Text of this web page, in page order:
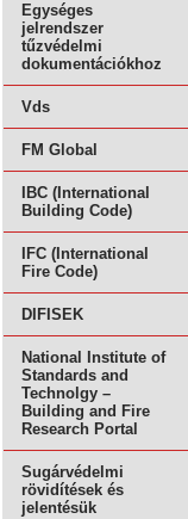
Egységes
jelrendszer
tűzvédelmi
dokumentációkhoz
Vds
FM Global
IBC (International
Building Code)
IFC (International
Fire Code)
DIFISEK
National Institute of
Standards and
Technolgy –
Building and Fire
Research Portal
Sugárvédelmi
rövidítések és
jelentésük